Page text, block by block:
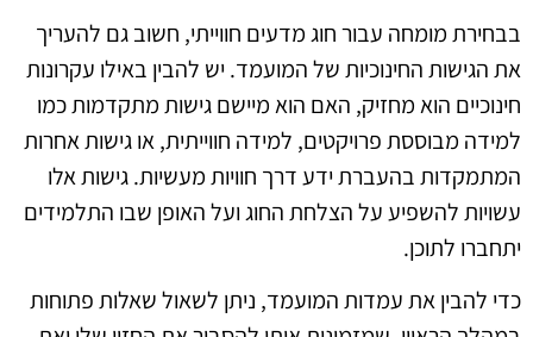
בבחירת מומחה עבור חוג מדעים חווייתי, חשוב גם להעריך
את הגישות החינוכיות של המועמד. יש להבין באילו עקרונות
חינוכיים הוא מחזיק, האם הוא מיישם גישות מתקדמות כמו
למידה מבוססת פרויקטים, למידה חווייתית, או גישות אחרות
המתמקדות בהעברת ידע דרך חוויות מעשיות. גישות אלו
עשויות להשפיע על הצלחת החוג ועל האופן שבו התלמידים
יתחברו לתוכן.
כדי להבין את עמדות המועמד, ניתן לשאול שאלות פתוחות